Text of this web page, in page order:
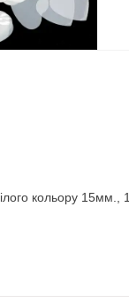
кольору 15мм.,